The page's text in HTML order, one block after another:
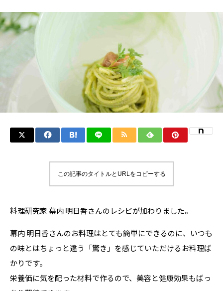
この記事のタイトルとURLをコピーする
料理研究家 幕内 明日香さんのレシピが加わりました。
幕内 明日香さんのお料理はとても簡単にできるのに、いつも
の味とはちょっと違う「驚き」を感じていただけるお料理ば
かりです。
栄養価に気を配った材料で作るので、美容と健康効果もばっ